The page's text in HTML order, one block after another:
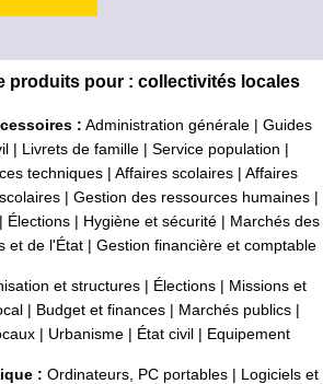
produits pour : collectivités locales
: Administration générale
Guides
Livrets de famille Service population
techniques
Affaires scolaires
Affaires
Gestion des ressources humaines
Élections Hygiène et sécurité
Marchés des
et de l'État
Gestion financière et comptable
et structures Élections
Missions et
Budget et finances Marchés publics
Urbanisme État civil Equipement
: Ordinateurs, PC portables
Logiciels et